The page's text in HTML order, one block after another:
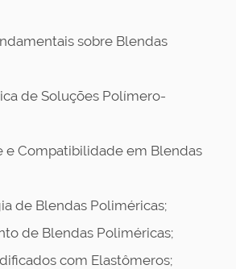
sobre Blendas
de Soluções Polímero-
e Compatibilidade em Blendas
de Blendas Poliméricas;
de Blendas Poliméricas;
com Elastômeros;